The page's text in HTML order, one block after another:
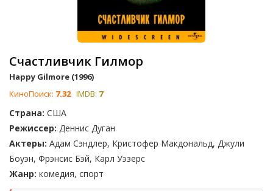
Счастливчик Гилмор
Happy Gilmore (1996)
КиноПоиск: 7.32 IMDB: 7
Страна: США
Режиссер: Деннис Дуган
Актеры: Адам Сэндлер, Кристофер Макдональд, Джули
Боуэн, Фрэнсис Бэй, Карл Уэзерс
Жанр: комедия, спорт